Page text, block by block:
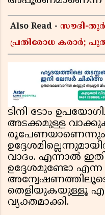
Also Read - സൗദി-
പ്രതിരോധ കരാർ;
ടിനി ടോം
അടക്കമുള്ള
രൂപേണയാണെന്നും
വാദം. എന്നാൽ
ഉദ്ദേശമുണ്ടോ എന്ന
അന്വേഷണത്തിലൂടെ
തെളിയുകയുള്ളൂ
വ്യക്തമാക്കി.